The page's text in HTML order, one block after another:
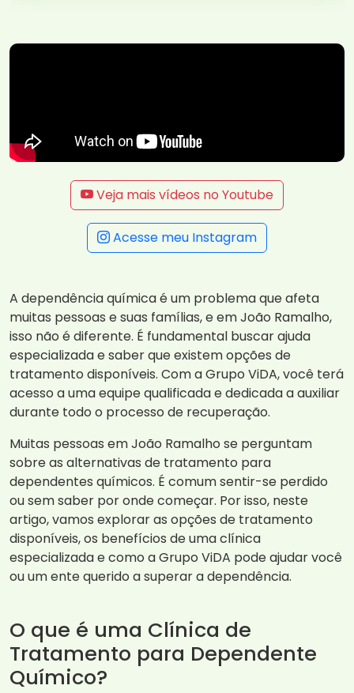
Veja mais vídeos no Youtube
Acesse meu Instagram
A dependência química é um problema que afeta
muitas pessoas e suas famílias, e em João Ramalho,
isso não é diferente. É fundamental buscar ajuda
especializada e saber que existem opções de
tratamento disponíveis. Com a Grupo ViDA, você terá
acesso a uma equipe qualificada e dedicada a auxiliar
durante todo o processo de recuperação.
Muitas pessoas em João Ramalho se perguntam
sobre as alternativas de tratamento para
dependentes químicos. É comum sentir-se perdido
ou sem saber por onde começar. Por isso, neste
artigo, vamos explorar as opções de tratamento
disponíveis, os benefícios de uma clínica
especializada e como a Grupo ViDA pode ajudar você
ou um ente querido a superar a dependência.
O que é uma Clínica de
Tratamento para Dependente
Químico?